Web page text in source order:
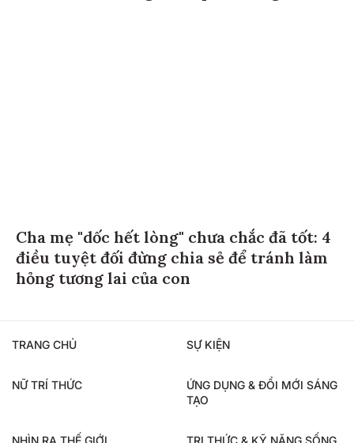
Cha mẹ "dốc hết lòng" chưa chắc đã tốt: 4
điều tuyệt đối đừng chia sẻ để tránh làm
hỏng tương lai của con
TRANG CHỦ SỰ KIỆN
NỮ TRÍ THỨC
ỨNG DỤNG & ĐỔI MỚI SÁNG
TẠO
NHÌN RA THẾ GIỚI TRI THỨC & KỸ NĂNG SỐNG